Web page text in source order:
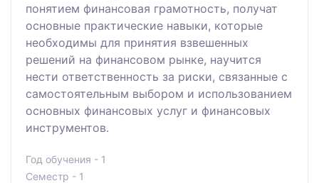
понятием финансовая грамотность, получат
основные практические навыки, которые
необходимы для принятия взвешенных
решений на финансовом рынке, научится
нести ответственность за риски, связанные с
самостоятельным выбором и использованием
основных финансовых услуг и финансовых
инструментов.
Год обучения - 1
Семестр - 1